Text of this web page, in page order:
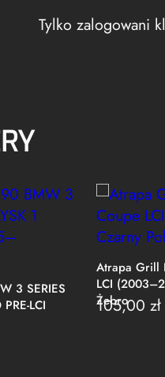
Tylko zalogowani
3 SERIES
LCI
Atrapa Grill
LCI
Żebro
105,00 zł